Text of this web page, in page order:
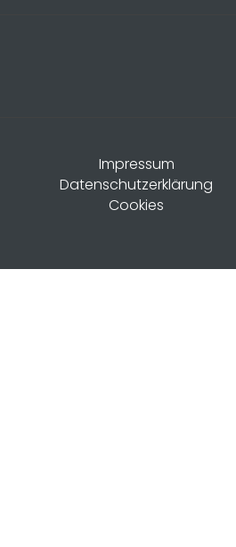
Impressum
Datenschutzerklärung
Cookies